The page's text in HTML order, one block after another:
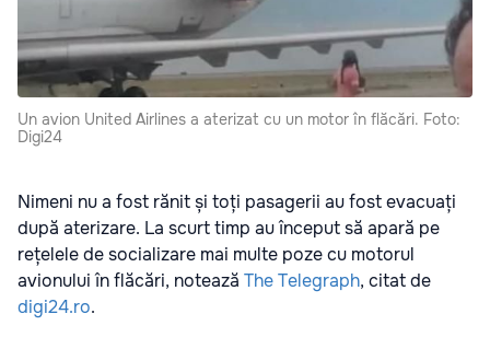
Un avion United Airlines a aterizat cu un motor în flăcări. Foto:
Digi24
Nimeni nu a fost rănit și toți pasagerii au fost evacuați
după aterizare. La scurt timp au început să apară pe
rețelele de socializare mai multe poze cu motorul
avionului în flăcări, notează The Telegraph, citat de
digi24.ro.